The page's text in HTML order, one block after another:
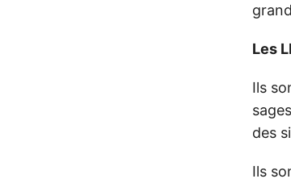
Les
Ils
des
Ils